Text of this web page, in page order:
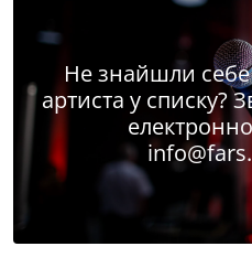
Не знайшли
артиста у списку?